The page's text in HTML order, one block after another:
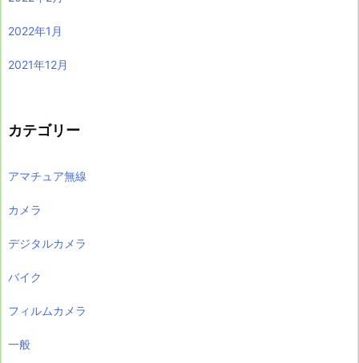
2022年1月
2021年12月
カテゴリー
アマチュア無線
カメラ
デジタルカメラ
バイク
フィルムカメラ
一般